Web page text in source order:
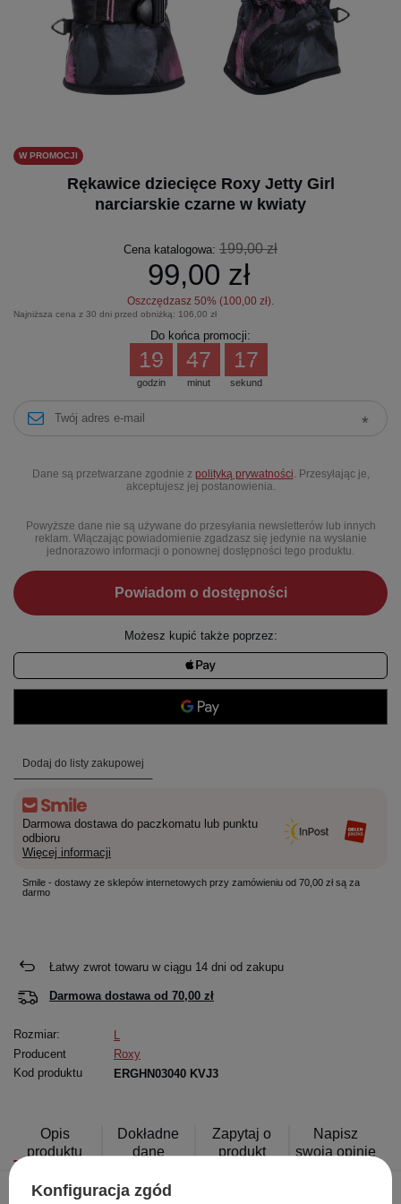
W PROMOCJI
Rękawice dziecięce Roxy Jetty Girl
narciarskie czarne w kwiaty
Cena katalogowa: 199,00 zł
99,00 zł
Oszczędzasz 50% (100,00 zł).
Najniższa cena z 30 dni przed obniżką: 106,00 zł
Do końca promocji:
godzin
19
minut
47
sekund
17
Dane są przetwarzane zgodnie z polityką prywatności . Przesyłając je,
akceptujesz jej postanowienia.
Powyższe dane nie są używane do przesyłania newsletterów lub innych
reklam. Włączając powiadomienie zgadzasz się jedynie na wysłanie
jednorazowo informacji o ponownej dostępności tego produktu.
Powiadom o dostępności
Możesz kupić także poprzez:
Dodaj do listy zakupowej
Darmowa dostawa do paczkomatu lub punktu
odbioru
Więcej informacji
Smile - dostawy ze sklepów internetowych przy zamówieniu od 70,00 zł są za
darmo
Łatwy zwrot towaru w ciągu 14 dni od zakupu
Darmowa dostawa od 70,00 zł
Rozmiar:
L
Producent
Roxy
Kod produktu
ERGHN03040 KVJ3
Opis
produktu
Dokładne
dane
Zapytaj o
produkt
Napisz
swoją opinię
Konfiguracja zgód